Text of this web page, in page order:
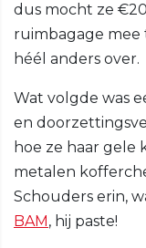
dus mocht ze
ruimbagage mee
héél anders over.
Wat volgde was
en
hoe ze haar gele
metalen
Schouders erin,
BAM, hij paste!